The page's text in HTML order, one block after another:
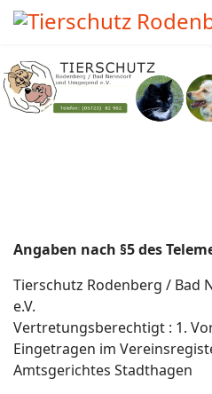
Angaben nach §5 des
Tierschutz Rodenberg / Bad
e.V.
Vertretungsberechtigt : 1.
Eingetragen im
Amtsgerichtes Stadthagen